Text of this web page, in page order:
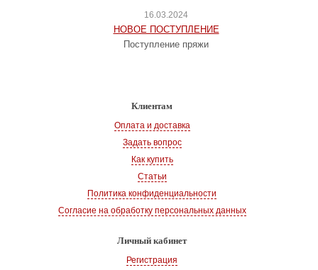
16.03.2024
НОВОЕ ПОСТУПЛЕНИЕ
Поступление пряжи
Клиентам
Оплата и доставка
Задать вопрос
Как купить
Статьи
Политика конфиденциальности
Согласие на обработку персональных данных
Личный кабинет
Регистрация